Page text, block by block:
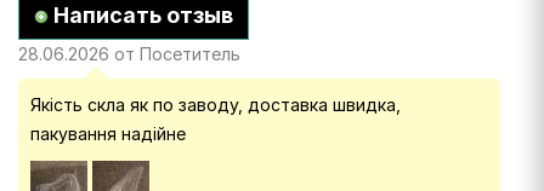
Написать отзыв
28.06.2026 от Посетитель
Якість скла як по заводу, доставка швидка,
пакування надійне